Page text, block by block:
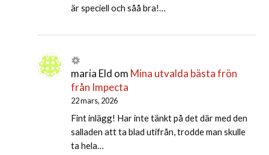
är speciell och såå bra!…
maria Eld om Mina utvalda bästa frön
från Impecta
22 mars, 2026
Fint inlägg! Har inte tänkt på det där med den
salladen att ta blad utifrån, trodde man skulle
ta hela…